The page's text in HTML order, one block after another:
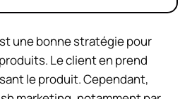
une bonne stratégie pour
Le client en prend
le produit. Cependant,